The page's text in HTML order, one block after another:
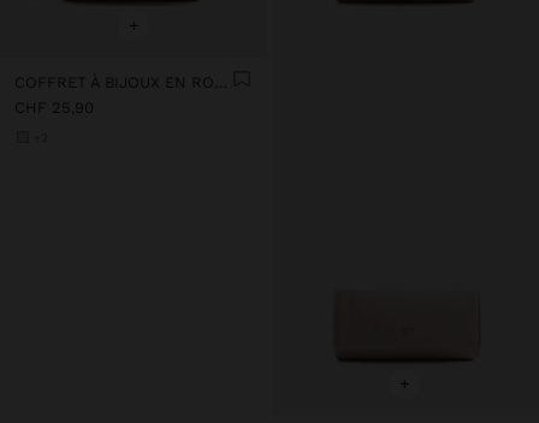
+
COFFRET À BIJOUX EN ROULEAU
CHF 25,90
+